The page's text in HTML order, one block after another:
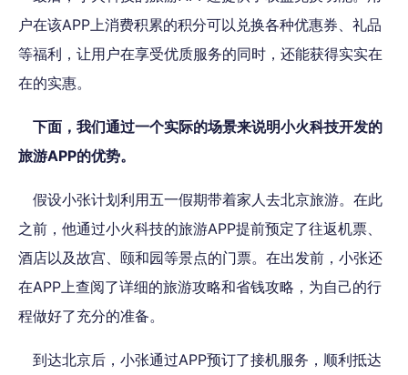
户在该APP上消费积累的积分可以兑换各种优惠券、礼品
等福利，让用户在享受优质服务的同时，还能获得实实在
在的实惠。
下面，我们通过一个实际的场景来说明小火科技开发的
旅游APP的优势。
假设小张计划利用五一假期带着家人去北京旅游。在此
之前，他通过小火科技的旅游APP提前预定了往返机票、
酒店以及故宫、颐和园等景点的门票。在出发前，小张还
在APP上查阅了详细的旅游攻略和省钱攻略，为自己的行
程做好了充分的准备。
到达北京后，小张通过APP预订了接机服务，顺利抵达